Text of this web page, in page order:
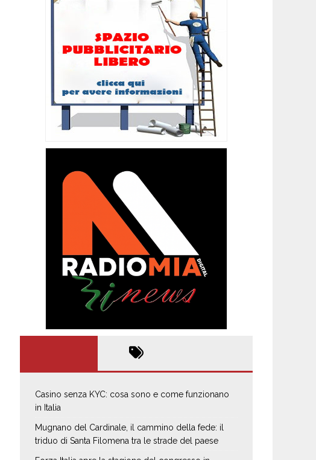
Casino senza KYC: cosa sono e come funzionano
in Italia
Mugnano del Cardinale, il cammino della fede: il
triduo di Santa Filomena tra le strade del paese